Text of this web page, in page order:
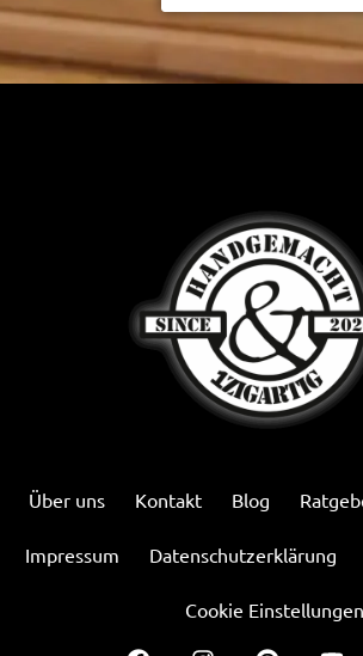
Über uns Kontakt Blog
Impressum Datenschutzerklärung
Cookie Einstellungen